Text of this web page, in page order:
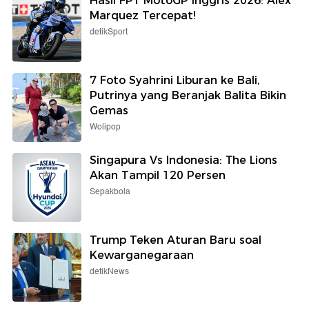
Marquez Tercepat!
detikSport
7 Foto Syahrini Liburan ke Bali,
Putrinya yang Beranjak Balita Bikin
Gemas
Wolipop
Singapura Vs Indonesia: The Lions
Akan Tampil 120 Persen
Sepakbola
Trump Teken Aturan Baru soal
Kewarganegaraan
detikNews